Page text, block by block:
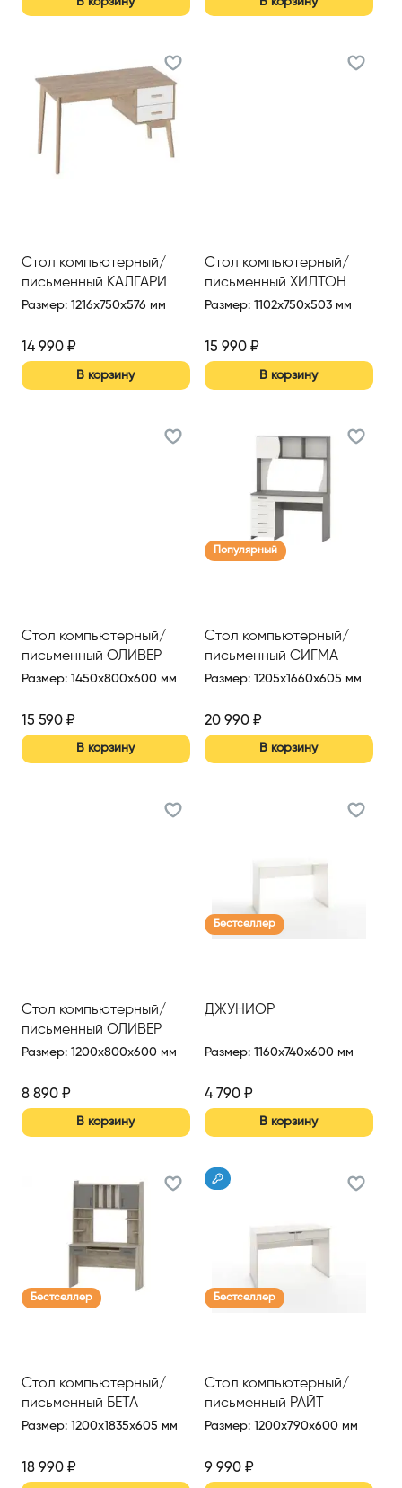
Стол компьютерный/
письменный КАЛГАРИ
Размер: 1216x750x576 мм
14 990 ₽
В корзину
Стол компьютерный/
письменный ХИЛТОН
Размер: 1102x750x503 мм
15 990₽
В корзину
Стол компьютерный/
письменный ОЛИВЕР
Размер: 1450x800x600 мм
15 590 ₽
В корзину
Популярный
Стол компьютерный/
письменный СИГМА
Размер: 1205x1660x605 мм
20 990₽
В корзину
Стол компьютерный/
письменный ОЛИВЕР
Размер: 1200x800x600 мм
8 890 ₽
В корзину
Бестселлер
ДЖУНИОР
Размер: 1160x740x600 мм
4 790₽
В корзину
Бестселлер
Стол компьютерный/
письменный БЕТА
Размер: 1200x1835x605 мм
18 990 ₽
Бестселлер
Стол компьютерный/
письменный РАЙТ
Размер: 1200x790x600 мм
9 990₽